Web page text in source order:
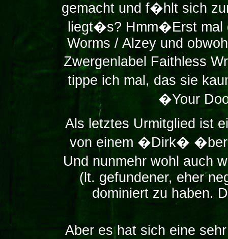
gemacht und f�hlt sich
liegt�s? Hmm�Erst mal
Worms / Alzey und
Zwergenlabel Faithless
tippe ich mal, das sie
�Your
Als letztes Urmitglied ist
von einem �Dirk�
Und nunmehr wohl auch
(lt. gefundener, eher
dominiert zu haben.
Aber es hat sich eine